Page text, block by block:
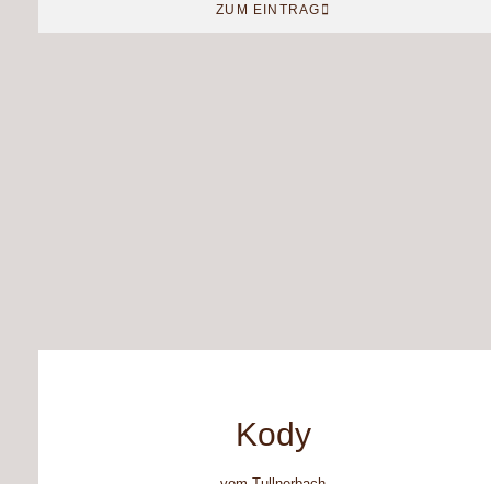
ZUM EINTRAG
Kody